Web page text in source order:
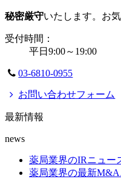
秘密厳守いたします。お
受付時間：
平日9:00～19:00
03-6810-0955
お問い合わせフォーム
最新情報
news
薬局業界のIRニュー
薬局業界の最新M&A